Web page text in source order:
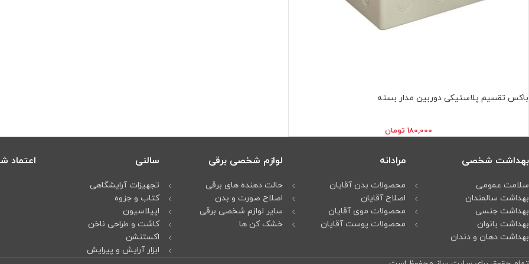
باکس تقسیم پلاستیکی دوربين مدار بسته
180,000 تومان
بهداشت شخصی
سلامت عمومی
بهداشت سالمندان
بهداشت جنسی
بهداشت بانوان
بهداشت دهان و دندان
مرادانه
محصولات بدن آقایان
اصلاح آقایان
محصولات موی آقایان
محصولات پوست آقایان
لوازم شخصی برقی
حالت دهنده های برقی
اصلاح صورت و بدن
سایر لوازم شخصی برقی
خشک کن ها
سالنی
تجهیزات آرایشگاهی
کتاب و جزوه
اپیلاسیون
کاشت و طراحی ناخن
اکستنشن
ابزار آرایش و پیرایش
اعتماد